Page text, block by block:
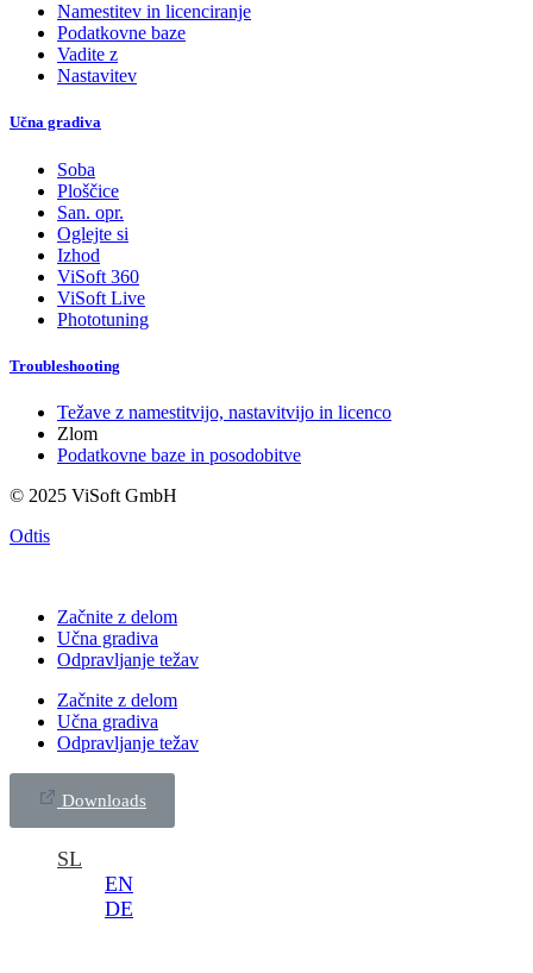
Namestitev in licenciranje
Podatkovne baze
Vadite z
Nastavitev
Učna gradiva
Soba
Ploščice
San. opr.
Oglejte si
Izhod
ViSoft 360
ViSoft Live
Phototuning
Troubleshooting
Težave z namestitvijo, nastavitvijo in licenco
Zlom
Podatkovne baze in posodobitve
© 2025 ViSoft GmbH
Odtis
Začnite z delom
Učna gradiva
Odpravljanje težav
Začnite z delom
Učna gradiva
Odpravljanje težav
Downloads
SL
EN
DE